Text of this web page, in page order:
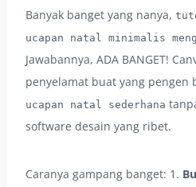
Banyak banget yang nanya,
ucapan natal minimalis
Jawabannya, ADA BANGET!
penyelamat buat yang pengen
ucapan natal sederhana
software desain yang ribet.
Caranya gampang banget: 1.